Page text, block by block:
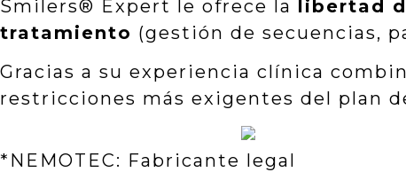
Smilers® Expert le ofrece la libertad
tratamiento (gestión de secuencias,
Gracias a su experiencia clínica
restricciones más exigentes del plan
*NEMOTEC: Fabricante legal